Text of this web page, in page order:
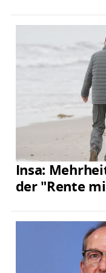
Insa:
der "Rente